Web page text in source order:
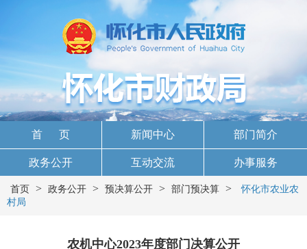
首 页 新闻中心 部门简介
政务公开 互动交流 办事服务
首页 > 政务公开 > 预决算公开 > 部门预决算 >
怀化市农业农
村局
农机中心2023年度部门决算公开